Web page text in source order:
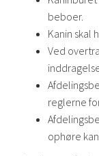
beboer.
Kanin skal
Ved
reglerne
ophøre